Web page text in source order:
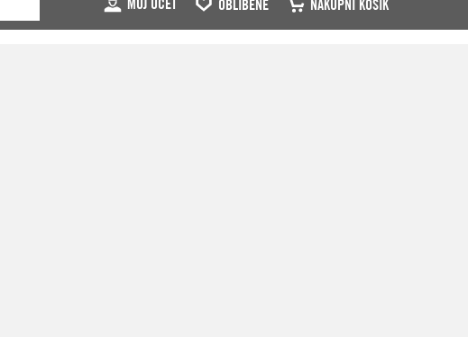
MŮJ ÚČET OBLÍBENÉ NÁKUPNÍ KOŠÍK